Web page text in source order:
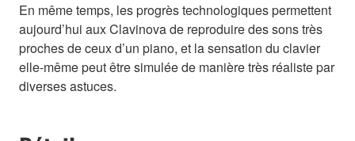
En même temps, les progrès technologiques permettent
aujourd’hui aux Clavinova de reproduire des sons très
proches de ceux d’un piano, et la sensation du clavier
elle-même peut être simulée de manière très réaliste par
diverses astuces.